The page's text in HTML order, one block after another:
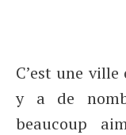
C’est une
y a de
beaucoup